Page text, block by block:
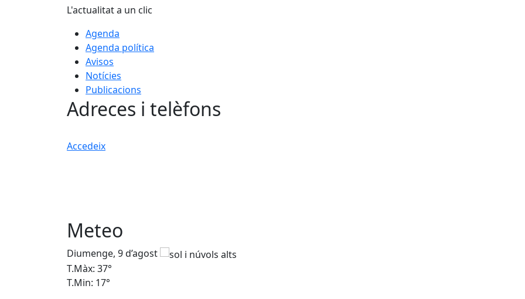
L'actualitat a un clic
Agenda
Agenda política
Avisos
Notícies
Publicacions
Adreces i telèfons
Accedeix
Meteo
Diumenge, 9 d’agost
T.Màx: 37°
T.Min: 17°